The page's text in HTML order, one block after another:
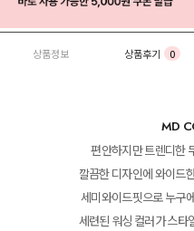
상품정보 상품후기 0
MD
편안하지만 트렌디한
깔끔한 디자인에 와이드
세미와이드핏으로 누구
세련된 워싱 컬러가 스타